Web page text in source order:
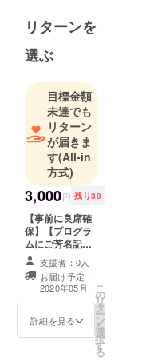
ての方々に
楽しめる音
楽を。
Enjoy!Saxop
hone♪
リターンを
選ぶ
目標金額
未達でも
リターン
が届きま
す(All-in
方式)
3,000円 残り30
【事前に良席確
保】【プログラ
ムにご芳名記
載】 ・コンサー
ト当日、良席を
予め確保させて
頂きます。 ・希
望のみ、プログ
ラムにご芳名を
支援者：0人
お届け予定：
2020年05月
詳細を見る
こ
の
リ
タ
ー
ン
を
選
択
す
る